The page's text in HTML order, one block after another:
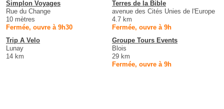
Simplon Voyages
Rue du Change
10 mètres
Fermée, ouvre à 9h30
Terres de la Bible
avenue des Cités Unies de l'Europe
4.7 km
Fermée, ouvre à 9h
Trip A Velo
Lunay
14 km
Groupe Tours Events
Blois
29 km
Fermée, ouvre à 9h